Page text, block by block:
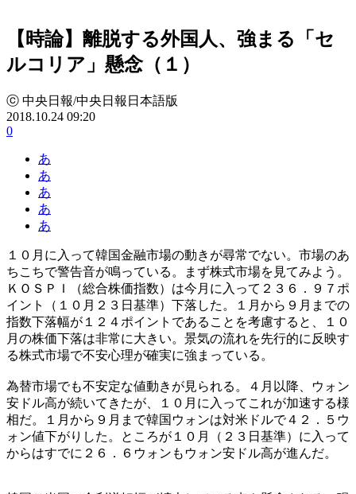
【時論】離脱する外国人、強まる「セ
ルコリア」懸念（１）
ⓒ 中央日報/中央日報日本語版
2018.10.24 09:20
0
あ
あ
あ
あ
あ
１０月に入って韓国金融市場の動きが尋常でない。市場のあ
ちこちで警告音が鳴っている。まず株式市場を見てみよう。
ＫＯＳＰＩ（総合株価指数）は今月に入って２３６．９７ポ
イント（１０月２３日基準）下落した。１月から９月までの
指数下落幅が１２４ポイントであることを考慮すると、１０
月の株価下落は非常に大きい。景気の流れを先行的に反映す
る株式市場で不安心理が確実に強まっている。
為替市場でも不安定な値動きが見られる。４月以降、ウォン
安ドル高が続いてきたが、１０月に入ってこれが加速する様
相だ。１月から９月まで韓国ウォンは対米ドルで４２．５ウ
ォン値下がりした。ところが１０月（２３日基準）に入って
からはすでに２６．６ウォンもウォン安ドル高が進んだ。